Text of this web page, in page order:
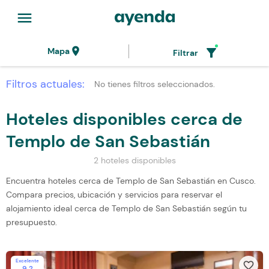
menu
Mapalocation_on Filtrar filter_alt
Filtros actuales: No tienes filtros seleccionados.
Hoteles disponibles cerca de
Templo de San Sebastián
2 hoteles disponibles
Encuentra hoteles cerca de Templo de San Sebastián en Cusco.
Compara precios, ubicación y servicios para reservar el
alojamiento ideal cerca de Templo de San Sebastián según tu
presupuesto.
Excelente favorite_border